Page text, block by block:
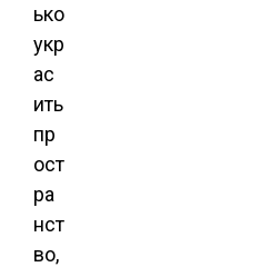
ько
укр
ас
ить
пр
ост
ра
нст
во,